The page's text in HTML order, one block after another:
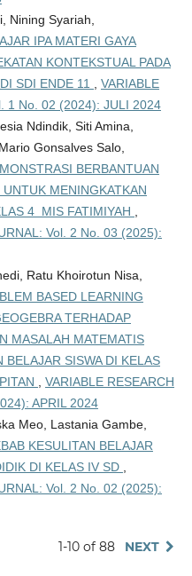
Nining Syariah,
IPA MATERI GAYA
KONTEKSTUAL PADA
SDI ENDE 11
VARIABLE
1 No. 02 (2024): JULI 2024
Ndindik, Siti Amina,
Gonsalves Salo,
BERBANTUAN
MENINGKATKAN
4 MIS FATIMIYAH
Vol. 2 No. 03 (2025):
Ratu Khoirotun Nisa,
BASED LEARNING
TERHADAP
MASALAH MATEMATIS
BELAJAR SISWA DI KELAS
VARIABLE RESEARCH
APRIL 2024
Meo, Lastania Gambe,
KESULITAN BELAJAR
DI KELAS IV SD
Vol. 2 No. 02 (2025):
1-10 of 88 NEXT